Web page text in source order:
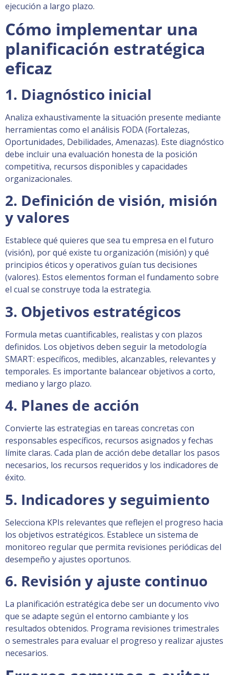
ejecución a largo plazo.
Cómo implementar una
planificación estratégica
eficaz
1. Diagnóstico inicial
Analiza exhaustivamente la situación presente mediante
herramientas como el análisis FODA (Fortalezas,
Oportunidades, Debilidades, Amenazas). Este diagnóstico
debe incluir una evaluación honesta de la posición
competitiva, recursos disponibles y capacidades
organizacionales.
2. Definición de visión, misión
y valores
Establece qué quieres que sea tu empresa en el futuro
(visión), por qué existe tu organización (misión) y qué
principios éticos y operativos guían tus decisiones
(valores). Estos elementos forman el fundamento sobre
el cual se construye toda la estrategia.
3. Objetivos estratégicos
Formula metas cuantificables, realistas y con plazos
definidos. Los objetivos deben seguir la metodología
SMART: específicos, medibles, alcanzables, relevantes y
temporales. Es importante balancear objetivos a corto,
mediano y largo plazo.
4. Planes de acción
Convierte las estrategias en tareas concretas con
responsables específicos, recursos asignados y fechas
límite claras. Cada plan de acción debe detallar los pasos
necesarios, los recursos requeridos y los indicadores de
éxito.
5. Indicadores y seguimiento
Selecciona KPIs relevantes que reflejen el progreso hacia
los objetivos estratégicos. Establece un sistema de
monitoreo regular que permita revisiones periódicas del
desempeño y ajustes oportunos.
6. Revisión y ajuste continuo
La planificación estratégica debe ser un documento vivo
que se adapte según el entorno cambiante y los
resultados obtenidos. Programa revisiones trimestrales
o semestrales para evaluar el progreso y realizar ajustes
necesarios.